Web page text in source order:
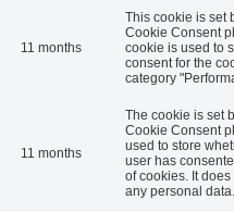
11 months
This cookie is set
Cookie Consent
cookie is used to
consent for the
category
11 months
The cookie is set
Cookie Consent
used to store
user has
of cookies. It does
any personal data.